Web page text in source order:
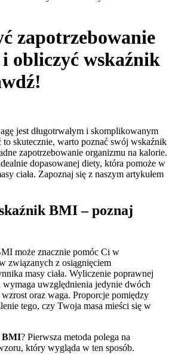
zapotrzebowanie
obliczyć wskaźnik
jest długotrwałym i skomplikowanym
skutecznie, warto poznać swój wskaźnik
zapotrzebowanie organizmu na kalorie.
dopasowanej diety, która pomoże w
ciała. Zapoznaj się z naszym artykułem
BMI– poznaj
może znacznie pomóc Ci w
związanych z osiągnięciem
masy ciała. Wyliczenie poprawnej
wymaga uwzględnienia jedynie dwóch
oraz waga. Proporcje pomiędzy
tego, czy Twoja masa mieści się w
BMI? Pierwsza metoda polega na
który wygląda w ten sposób.